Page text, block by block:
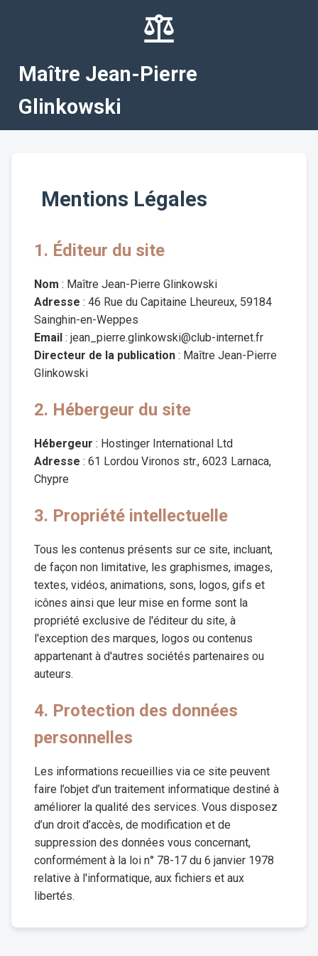
Maître Jean-Pierre
Glinkowski
Mentions Légales
1. Éditeur du site
Nom : Maître Jean-Pierre Glinkowski
Adresse : 46 Rue du Capitaine Lheureux, 59184
Sainghin-en-Weppes
Email : jean_pierre.glinkowski@club-internet.fr
Directeur de la publication : Maître Jean-Pierre
Glinkowski
2. Hébergeur du site
Hébergeur : Hostinger International Ltd
Adresse : 61 Lordou Vironos str., 6023 Larnaca,
Chypre
3. Propriété intellectuelle
Tous les contenus présents sur ce site, incluant,
de façon non limitative, les graphismes, images,
textes, vidéos, animations, sons, logos, gifs et
icônes ainsi que leur mise en forme sont la
propriété exclusive de l'éditeur du site, à
l'exception des marques, logos ou contenus
appartenant à d'autres sociétés partenaires ou
auteurs.
4. Protection des données
personnelles
Les informations recueillies via ce site peuvent
faire l’objet d’un traitement informatique destiné à
améliorer la qualité des services. Vous disposez
d’un droit d’accès, de modification et de
suppression des données vous concernant,
conformément à la loi n° 78-17 du 6 janvier 1978
relative à l'informatique, aux fichiers et aux
libertés.